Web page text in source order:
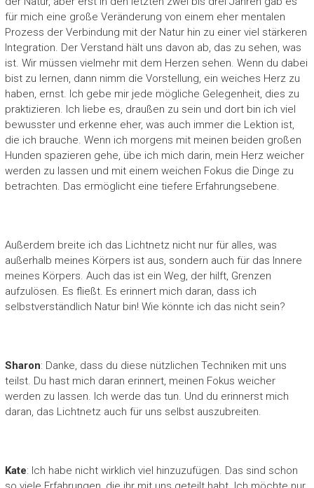
für mich eine große Veränderung von einem eher mentalen
Prozess der Verbindung mit der Natur hin zu einer viel stärkeren
Integration. Der Verstand hält uns davon ab, das zu sehen, was
ist. Wir müssen vielmehr mit dem Herzen sehen. Wenn du dabei
bist zu lernen, dann nimm die Vorstellung, ein weiches Herz zu
haben, ernst. Ich gebe mir jede mögliche Gelegenheit, dies zu
praktizieren. Ich liebe es, draußen zu sein und dort bin ich viel
bewusster und erkenne eher, was auch immer die Lektion ist,
die ich brauche. Wenn ich morgens mit meinen beiden großen
Hunden spazieren gehe, übe ich mich darin, mein Herz weicher
werden zu lassen und mit einem weichen Fokus die Dinge zu
betrachten. Das ermöglicht eine tiefere Erfahrungsebene.
Außerdem breite ich das Lichtnetz nicht nur für alles, was
außerhalb meines Körpers ist aus, sondern auch für das Innere
meines Körpers. Auch das ist ein Weg, der hilft, Grenzen
aufzulösen. Es fließt. Es erinnert mich daran, dass ich
selbstverständlich Natur bin! Wie könnte ich das nicht sein?
Sharon: Danke, dass du diese nützlichen Techniken mit uns
teilst. Du hast mich daran erinnert, meinen Fokus weicher
werden zu lassen. Ich werde das tun. Und du erinnerst mich
daran, das Lichtnetz auch für uns selbst auszubreiten.
Kate: Ich habe nicht wirklich viel hinzuzufügen. Das sind schon